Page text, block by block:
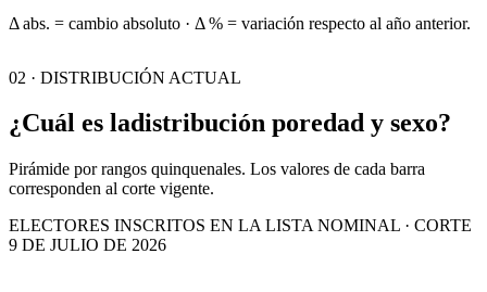
Δ abs. = cambio absoluto · Δ % = variación respecto al año anterior.
02 · DISTRIBUCIÓN ACTUAL
¿Cuál es ladistribución poredad y sexo?
Pirámide por rangos quinquenales. Los valores de cada barra
corresponden al corte vigente.
ELECTORES INSCRITOS EN LA LISTA NOMINAL · CORTE
9 DE JULIO DE 2026